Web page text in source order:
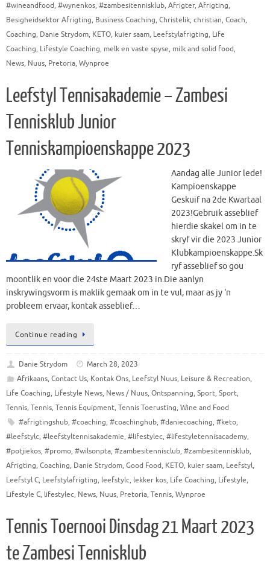
#wineandfood, #wynenkos, #zambesitennisklub, Afrigter, Afrigting,
Besigheidsektor Afrigting, Business Coaching, Christelik, christian, Coach,
Coaching, Danie Strydom, KETO, kuier saam, Leefstylafrigting, Life
Coaching, Lifestyle Coaching, melk en vaste spyse, milk and solid food,
News, Nuus, Pretoria, Wynproe
Leefstyl Tennisakademie – Zambesi
Tennisklub Junior
Tenniskampioenskappe 2023
Aandag alle Junior lede!
Kampioenskappe
Geskuif na 2de Kwartaal
2023!Gebruik asseblief
hierdie skakel om in te
skryf vir die 2023 Junior
Klubkampioenskappe.Sk
ryf asseblief so gou
moontlik en voor die 24ste Maart 2023 in.Die aanlyn
inskrywingsvorm is maklik gemaak om in te vul, maar as jy ‘n
probleem ervaar, kontak asseblief…
Continue reading
Danie Strydom
March 28, 2023
Afrikaans, Contact Us, Kontak Ons, Leefstyl Nuus, Leisure & Recreation,
Life Coaching, Lifestyle News, News / Nuus, Ontspanning, Sport, Sport,
Tennis, Tennis, Tennis Equipment, Tennis Toerusting, Wine and Food
#afrigtingshub, #coaching, #coachinghub, #daniecoaching, #keto,
#leefstylc, #leefstyltennisakademie, #lifestylec, #lifestyletennisacademy,
#potjiekos, #promo, #wilsonpta, #zambesitennisclub, #zambesitennisklub,
Afrigting, Coaching, Danie Strydom, Good Food, KETO, kuier saam, Leefstyl,
Leefstyl C, Leefstylafrigting, leefstylc, lekker kos, Life Coaching, Lifestyle,
Lifestyle C, lifestylec, News, Nuus, Pretoria, Tennis, Wynproe
Tennis Toernooi Dinsdag 21 Maart 2023
te Zambesi Tennisklub